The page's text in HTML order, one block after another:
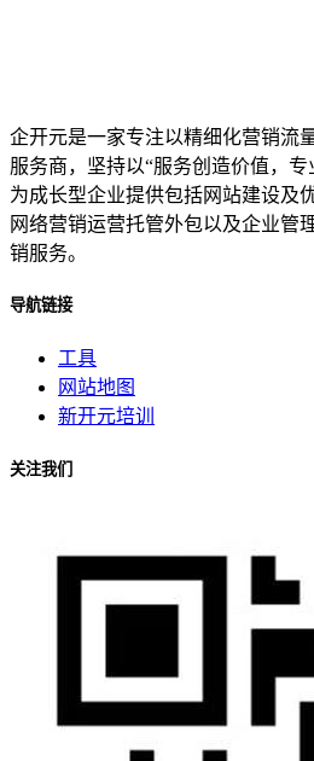
企开元是一家专注以精细化营销流
服务商，坚持以“服务创造价值，专
为成长型企业提供包括网站建设及
网络营销运营托管外包以及企业管
销服务。
导航链接
工具
网站地图
新开元培训
关注我们